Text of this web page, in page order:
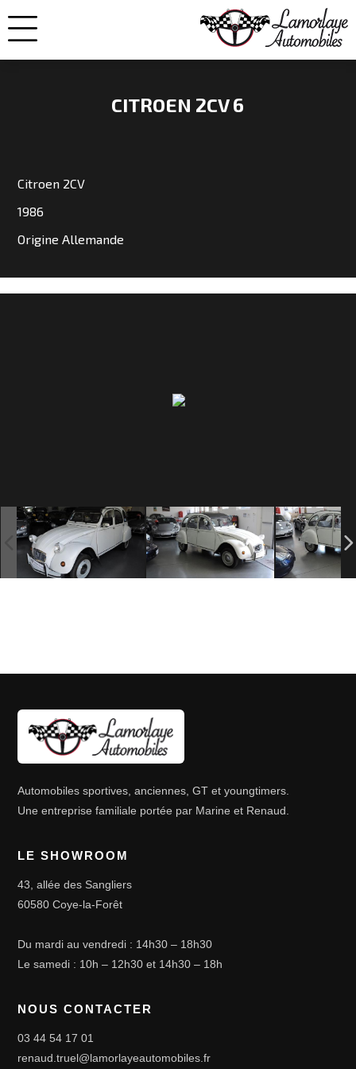
VOITURES
NOS
ENGAGEMENTS
CITROEN 2CV 6
Citroen 2CV
1986
Origine Allemande
Automobiles sportives, anciennes, GT et youngtimers.
Une entreprise familiale portée par Marine et Renaud.
LE SHOWROOM
43, allée des Sangliers
60580 Coye-la-Forêt
Du mardi au vendredi : 14h30 – 18h30
Le samedi : 10h – 12h30 et 14h30 – 18h
NOUS CONTACTER
03 44 54 17 01
renaud.truel@lamorlayeautomobiles.fr